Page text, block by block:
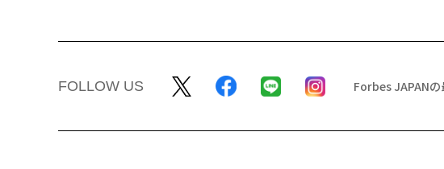
FOLLOW US Forbes JAPAN